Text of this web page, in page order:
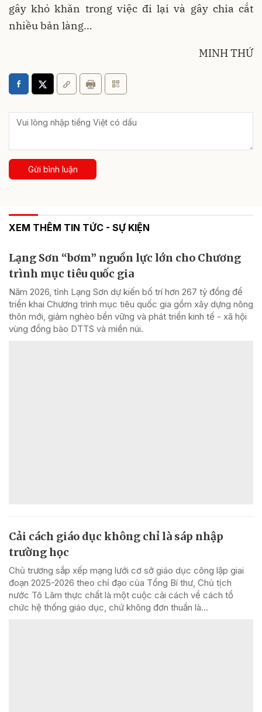
gây khó khăn trong việc đi lại và gây chia cắt
nhiều bản làng…
MINH THỨ
Gửi bình luận
XEM THÊM TIN TỨC - SỰ KIỆN
Lạng Sơn “bơm” nguồn lực lớn cho Chương
trình mục tiêu quốc gia
Năm 2026, tỉnh Lạng Sơn dự kiến bố trí hơn 267 tỷ đồng để
triển khai Chương trình mục tiêu quốc gia gồm xây dựng nông
thôn mới, giảm nghèo bền vững và phát triển kinh tế - xã hội
vùng đồng bào DTTS và miền núi.
Cải cách giáo dục không chỉ là sáp nhập
trường học
Chủ trương sắp xếp mạng lưới cơ sở giáo dục công lập giai
đoạn 2025-2026 theo chỉ đạo của Tổng Bí thư, Chủ tịch
nước Tô Lâm thực chất là một cuộc cải cách về cách tổ
chức hệ thống giáo dục, chứ không đơn thuần là...